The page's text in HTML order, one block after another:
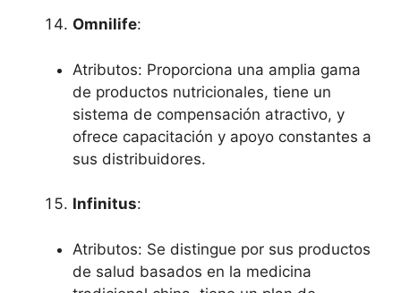
Omnilife:
Atributos: Proporciona una amplia gama
de productos nutricionales, tiene un
sistema de compensación atractivo, y
ofrece capacitación y apoyo constantes a
sus distribuidores.
Infinitus:
Atributos: Se distingue por sus productos
de salud basados en la medicina